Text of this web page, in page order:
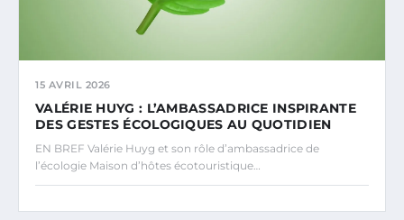
15 AVRIL 2026
VALÉRIE HUYG : L’AMBASSADRICE INSPIRANTE
DES GESTES ÉCOLOGIQUES AU QUOTIDIEN
EN BREF Valérie Huyg et son rôle d’ambassadrice de
l’écologie Maison d’hôtes écotouristique…